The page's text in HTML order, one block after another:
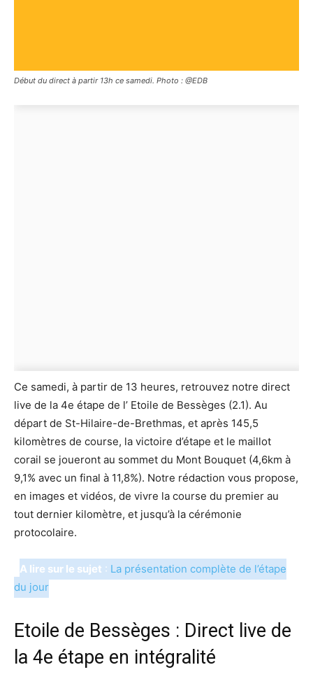
Début du direct à partir 13h ce samedi. Photo : @EDB
Ce samedi, à partir de 13 heures, retrouvez notre direct
live de la 4e étape de l’ Etoile de Bessèges (2.1). Au
départ de St-Hilaire-de-Brethmas, et après 145,5
kilomètres de course, la victoire d’étape et le maillot
corail se joueront au sommet du Mont Bouquet (4,6km à
9,1% avec un final à 11,8%). Notre rédaction vous propose,
en images et vidéos, de vivre la course du premier au
tout dernier kilomètre, et jusqu’à la cérémonie
protocolaire.
A lire sur le sujet : La présentation complète de l’étape
du jour
Etoile de Bessèges : Direct live de
la 4e étape en intégralité